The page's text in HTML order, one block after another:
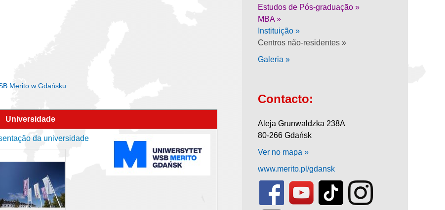
Merito w Gdańsku
Universidade
da universidade
Estudos de Pós-graduação »
MBA »
Instituição »
Centros não-residentes »
Galeria »
Contacto:
Aleja Grunwaldzka 238A
80-266 Gdańsk
Ver no mapa »
www.merito.pl/gdansk